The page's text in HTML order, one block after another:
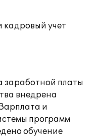
кадровый учет
заработной платы
внедрена
и
программ
обучение